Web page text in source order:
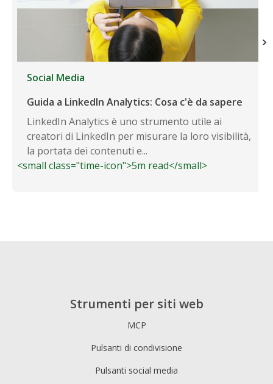
Social Media
Guida a LinkedIn Analytics: Cosa c'è da sapere
LinkedIn Analytics è uno strumento utile ai
creatori di LinkedIn per misurare la loro visibilità,
la portata dei contenuti e...
<small class="time-icon">5m read</small>
Strumenti per siti web
MCP
Pulsanti di condivisione
Pulsanti social media